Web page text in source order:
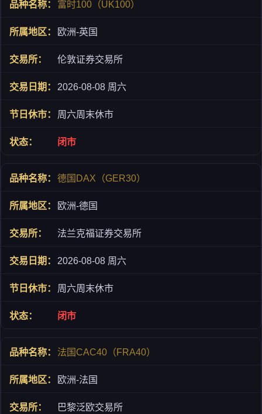
富时100（UK100）
欧洲-英国
伦敦证券交易所
2026-08-08 周六
周六周末休市
闭市
德国DAX（GER30）
欧洲-德国
法兰克福证券交易所
2026-08-08 周六
周六周末休市
闭市
法国CAC40（FRA40）
欧洲-法国
巴黎泛欧交易所